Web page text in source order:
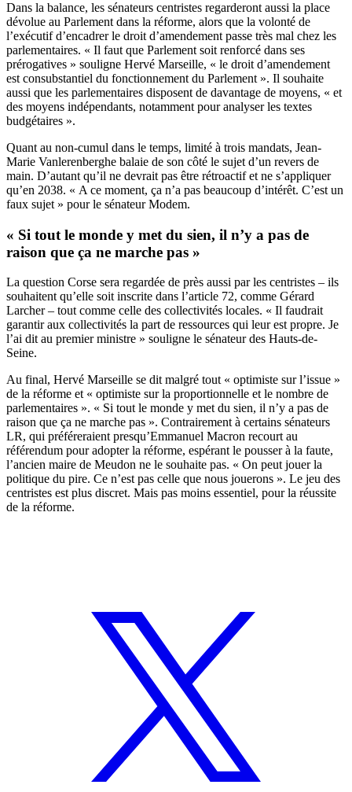
Dans la balance, les sénateurs centristes regarderont aussi la place
dévolue au Parlement dans la réforme, alors que la volonté de
l’exécutif d’encadrer le droit d’amendement passe très mal chez les
parlementaires. « Il faut que Parlement soit renforcé dans ses
prérogatives » souligne Hervé Marseille, « le droit d’amendement
est consubstantiel du fonctionnement du Parlement ». Il souhaite
aussi que les parlementaires disposent de davantage de moyens, « et
des moyens indépendants, notamment pour analyser les textes
budgétaires ».
Quant au non-cumul dans le temps, limité à trois mandats, Jean-
Marie Vanlerenberghe balaie de son côté le sujet d’un revers de
main. D’autant qu’il ne devrait pas être rétroactif et ne s’appliquer
qu’en 2038. « A ce moment, ça n’a pas beaucoup d’intérêt. C’est un
faux sujet » pour le sénateur Modem.
« Si tout le monde y met du sien, il n’y a pas de
raison que ça ne marche pas »
La question Corse sera regardée de près aussi par les centristes – ils
souhaitent qu’elle soit inscrite dans l’article 72, comme Gérard
Larcher – tout comme celle des collectivités locales. « Il faudrait
garantir aux collectivités la part de ressources qui leur est propre. Je
l’ai dit au premier ministre » souligne le sénateur des Hauts-de-
Seine.
Au final, Hervé Marseille se dit malgré tout « optimiste sur l’issue »
de la réforme et « optimiste sur la proportionnelle et le nombre de
parlementaires ». « Si tout le monde y met du sien, il n’y a pas de
raison que ça ne marche pas ». Contrairement à certains sénateurs
LR, qui préféreraient presqu’Emmanuel Macron recourt au
référendum pour adopter la réforme, espérant le pousser à la faute,
l’ancien maire de Meudon ne le souhaite pas. « On peut jouer la
politique du pire. Ce n’est pas celle que nous jouerons ». Le jeu des
centristes est plus discret. Mais pas moins essentiel, pour la réussite
de la réforme.